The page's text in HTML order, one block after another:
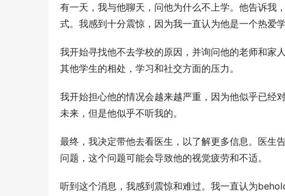
有一天，我与他聊天，问他为什么不上学。他告诉我
式。我感到十分震惊，因为我一直认为他是一个热爱学
我开始寻找他不去学校的原因，并询问他的老师和
其他学生的相处，学习和社交方面的压力。
我开始担心他的情况会越来越严重，因为他似乎已经
未来，但是他似乎不听我的。
最终，我决定带他去看医生，以了解更多信息。医生
问题，这个问题可能会导致他的视觉疲劳和不适。
听到这个消息，我感到震惊和难过。我一直认为